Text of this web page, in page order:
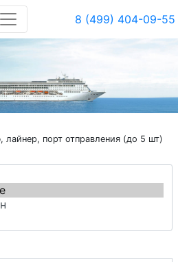
8 (499) 404-09-55
порт отправления (до 5 шт)